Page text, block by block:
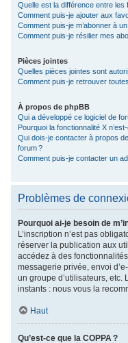
Quelle est la différence entre
Comment puis-je ajouter aux
Comment puis-je m’abonner à
Comment puis-je résilier mes
Pièces jointes
Quelles pièces jointes sont
Comment puis-je retrouver
À propos de phpBB
Qui a développé ce logiciel de
Pourquoi la fonctionnalité X
Qui dois-je contacter à propos
forum ?
Comment puis-je contacter un
Problèmes de
Pourquoi ai-je besoin de
L’inscription n’est pas
réserver la publication aux
accédez à des
messagerie privée, envoi
un groupe d’utilisateurs, etc.
instants : nous vous la
Haut
Qu’est-ce que la COPPA ?